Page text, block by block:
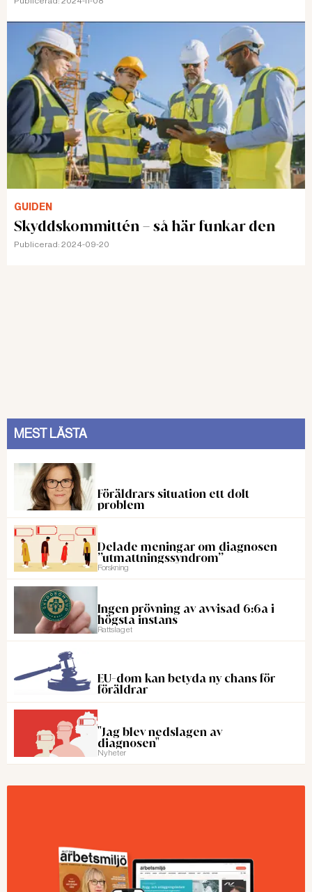
GUIDEN
Skyddskommittén – så här funkar den
Publicerad: 2024-09-20
MEST LÄSTA
Föräldrars situation ett dolt
problem
Delade meningar om diagnosen
”utmattningssyndrom”
Forskning
Ingen prövning av avvisad 6:6a i
högsta instans
Rattslaget
EU-dom kan betyda ny chans för
föräldrar
"Jag blev nedslagen av
diagnosen"
Nyheter